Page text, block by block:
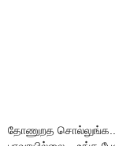
தோணுறத